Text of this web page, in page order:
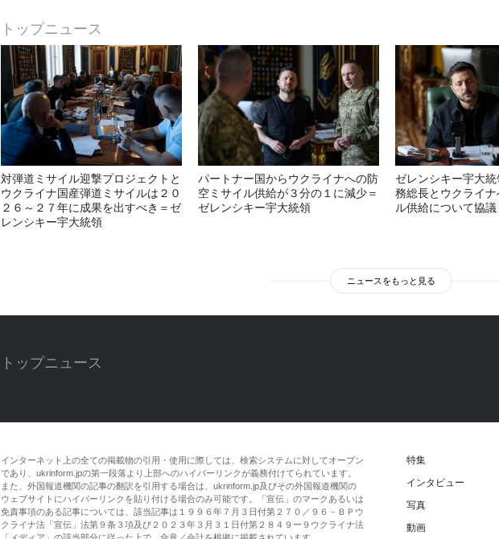
トップニュース
対弾道ミサイル迎撃プロジェクトと
ウクライナ国産弾道ミサイルは２０
２６～２７年に成果を出すべき＝ゼ
レンシキー宇大統領
パートナー国からウクライナへの防
空ミサイル供給が３分の１に減少＝
ゼレンシキー宇大統領
ゼレンシキー宇大
務総長とウクライ
ル供給について協議
ニュースをもっと見る
トップニュース
特集
インタビュー
写真
動画
インターネット上の全ての掲載物の引用・使用に際しては、検索システムに対してオープン
であり、ukrinform.jpの第一段落より上部へのハイパーリンクが義務付けてられています。
また、外国報道機関の記事の翻訳を引用する場合は、ukrinform.jp及びその外国報道機関の
ウェブサイトにハイパーリンクを貼り付ける場合のみ可能です。「宣伝」のマークあるいは
免責事項のある記事については、該当記事は１９９６年７月３日付第２７０／９６－ＢＰウ
クライナ法「宣伝」法第９条３項及び２０２３年３月３１日付第２８４９ー９ウクライナ法